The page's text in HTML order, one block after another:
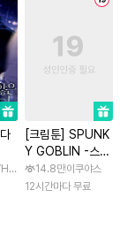
Studio / Lasso
[크림툰] SPUNK
Y GOBLIN -스펑
키 고블린- [스크
롤]
14.8만이쿠야스
12시간마다 무료